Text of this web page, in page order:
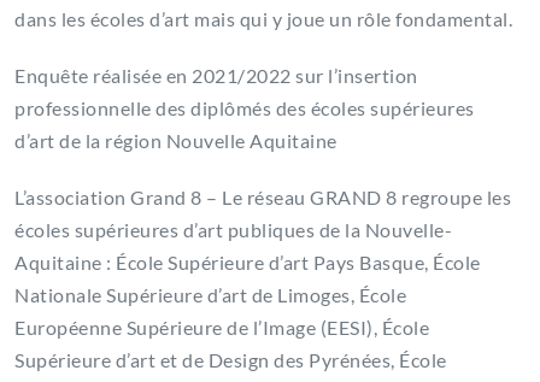
dans les écoles d’art mais qui y joue un rôle fondamental.
Enquête réalisée en 2021/2022 sur l’insertion
professionnelle des diplômés des écoles supérieures
d’art de la région Nouvelle Aquitaine
L’association Grand 8 – Le réseau GRAND 8 regroupe les
écoles supérieures d’art publiques de la Nouvelle-
Aquitaine : École Supérieure d’art Pays Basque, École
Nationale Supérieure d’art de Limoges, École
Européenne Supérieure de l’Image (EESI), École
Supérieure d’art et de Design des Pyrénées, École